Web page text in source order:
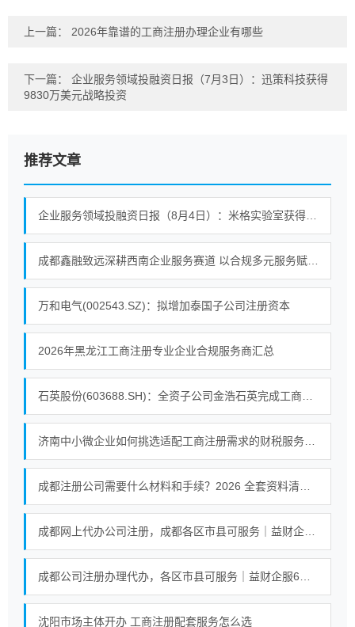
上一篇： 2026年靠谱的工商注册办理企业有哪些
下一篇： 企业服务领域投融资日报（7月3日）：迅策科技获得
9830万美元战略投资
推荐文章
万和电气(002543.SZ)：拟增加泰国子公司注册资本
2026年黑龙江工商注册专业企业合规服务商汇总
沈阳市场主体开办 工商注册配套服务怎么选